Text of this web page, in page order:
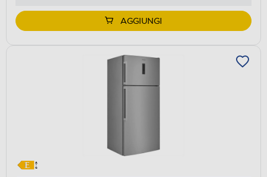
Youreko.
AGGIUNGI